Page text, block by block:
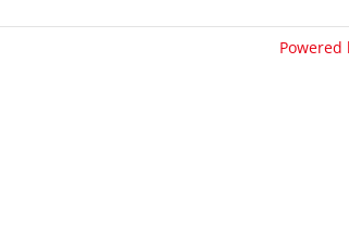
Powered